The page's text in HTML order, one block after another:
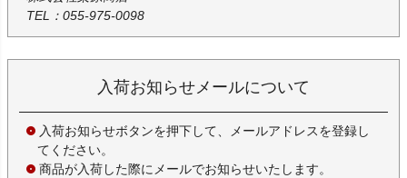
TEL：055-975-0098
入荷お知らせメールについて
入荷お知らせボタンを押下して、メールアドレスを登録し
てください。
商品が入荷した際にメールでお知らせいたします。